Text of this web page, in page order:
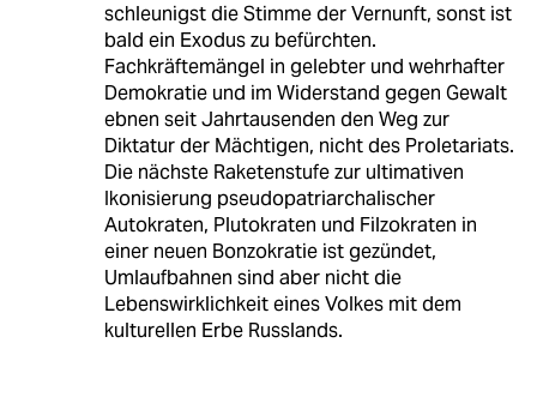
schleunigst die Stimme der Vernunft, sonst ist
bald ein Exodus zu befürchten.
Fachkräftemängel in gelebter und wehrhafter
Demokratie und im Widerstand gegen Gewalt
ebnen seit Jahrtausenden den Weg zur
Diktatur der Mächtigen, nicht des Proletariats.
Die nächste Raketenstufe zur ultimativen
Ikonisierung pseudopatriarchalischer
Autokraten, Plutokraten und Filzokraten in
einer neuen Bonzokratie ist gezündet,
Umlaufbahnen sind aber nicht die
Lebenswirklichkeit eines Volkes mit dem
kulturellen Erbe Russlands.